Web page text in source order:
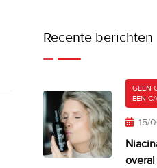
Recente berichten
GEEN
EEN
15/